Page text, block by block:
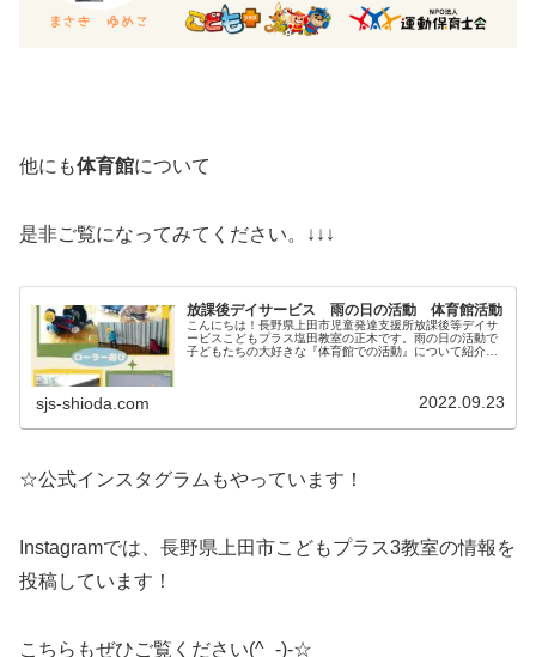
他にも体育館について
是非ご覧になってみてください。↓↓↓
放課後デイサービス 雨の日の活動 体育館活動
こんにちは！長野県上田市児童発達支援所放課後等デイサ
ービスこどもプラス塩田教室の正木です。雨の日の活動で
子どもたちの大好きな『体育館での活動』について紹介い
sjs-shioda.com 2022.09.23
☆公式インスタグラムもやっています！
Instagramでは、長野県上田市こどもプラス3教室の情報を
投稿しています！
こちらもぜひご覧ください(^_-)-☆